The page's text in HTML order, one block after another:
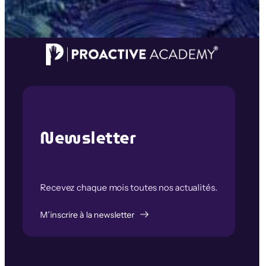
Newsletter
Recevez chaque mois toutes nos actualités.
M’inscrire à la newsletter